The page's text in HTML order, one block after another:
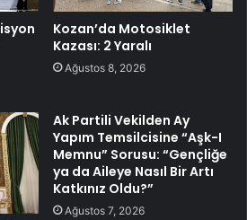
Kozan’da Motosiklet
Kazası: 2 Yaralı
Ağustos 8, 2026
Ak Partili Vekilden Ay
Yapım Temsilcisine “Aşk-I
Memnu” Sorusu: “Gençliğe
ya da Aileye Nasıl Bir Artı
Katkınız Oldu?”
Ağustos 7, 2026